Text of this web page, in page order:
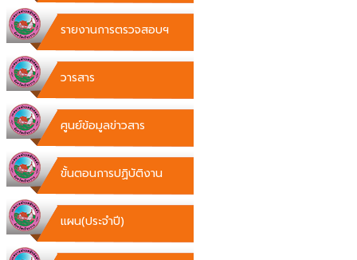
รายงานการตรวจสอบฯ
วารสาร
ศูนย์ข้อมูลข่าวสาร
ขั้นตอนการปฏิบัติงาน
แผน(ประจำปี)